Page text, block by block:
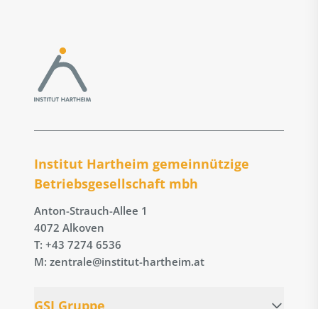
Institut Hartheim gemeinnützige
Betriebs­gesellschaft mbh
Anton-Strauch-Allee 1
4072 Alkoven
T: +43 7274 6536
M: zentrale@institut-hartheim.at
GSI Gruppe